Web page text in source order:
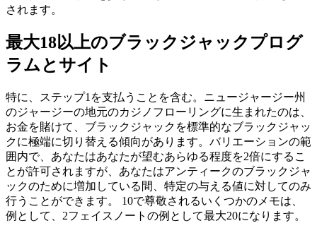
されます。
最大18以上のブラックジャックプログ
ラムとサイト
特に、ステップ1を支払うことを含む。ニュージャージー州
のジャージーの地元のカジノフローリングに生まれたのは、
お金を賭けて、ブラックジャックを標準的なブラックジャッ
クに極端に切り替える傾向があります。バリエーションの範
囲内で、あなたはあなたが望むあらゆる程度を2倍にするこ
とが許可されますが、あなたはアンティークのブラックジャ
ックのために増加している間、特定の与える値に対してのみ
行うことができます。 10で尊敬されるいくつかのメモは、
例として、2フェイスノートの例として最大20になります。